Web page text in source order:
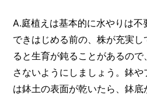
A.庭植えは基本的に水やりは
できはじめる前の、株が充実し
ると生育が鈍ることがあるの
さないようにしましょう。鉢
は鉢土の表面が乾いたら、鉢